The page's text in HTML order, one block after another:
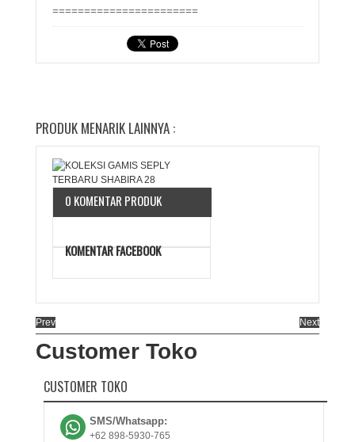
=======================
PRODUK MENARIK LAINNYA :
0 KOMENTAR PRODUK
KOMENTAR FACEBOOK
Prev Next
Customer Toko
CUSTOMER TOKO
SMS/Whatsapp:
+62 898-5930-765